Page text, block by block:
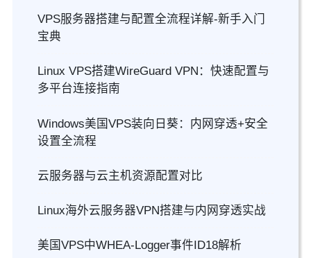
VPS服务器搭建与配置全流程详解-新手入门
宝典
Linux VPS搭建WireGuard VPN：快速配置与
多平台连接指南
Windows美国VPS装向日葵：内网穿透+安全
设置全流程
云服务器与云主机资源配置对比
Linux海外云服务器VPN搭建与内网穿透实战
美国VPS中WHEA-Logger事件ID18解析